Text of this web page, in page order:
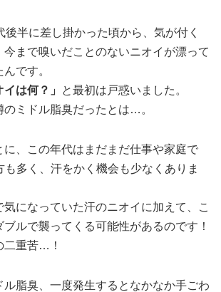
後半に差し掛かった頃から、気が付く
今まで嗅いだことのないニオイが漂って
です。
は何？」
と最初は戸惑いました。
のミドル脂臭だったとは…。
に、この年代はまだまだ仕事や家庭で
も多く、汗をかく機会も少なくありま
になっていた汗のニオイに加えて、こ
ルで襲ってくる可能性があるのです！
二重苦…！
ル脂臭、一度発生するとなかなか手ごわ